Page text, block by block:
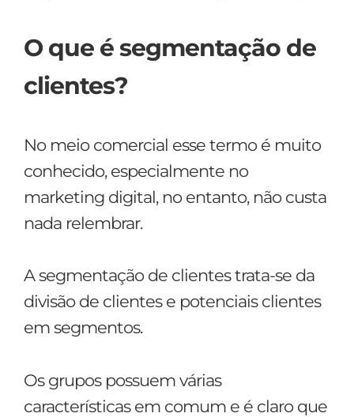
O que é segmentação de
clientes?
No meio comercial esse termo é muito
conhecido, especialmente no
marketing digital, no entanto, não custa
nada relembrar.
A segmentação de clientes trata-se da
divisão de clientes e potenciais clientes
em segmentos.
Os grupos possuem várias
características em comum e é claro que